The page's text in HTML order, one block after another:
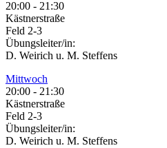
20:00 - 21:30
Kästnerstraße
Feld 2-3
Übungsleiter/in:
D. Weirich u. M. Steffens
Mittwoch
20:00 - 21:30
Kästnerstraße
Feld 2-3
Übungsleiter/in:
D. Weirich u. M. Steffens